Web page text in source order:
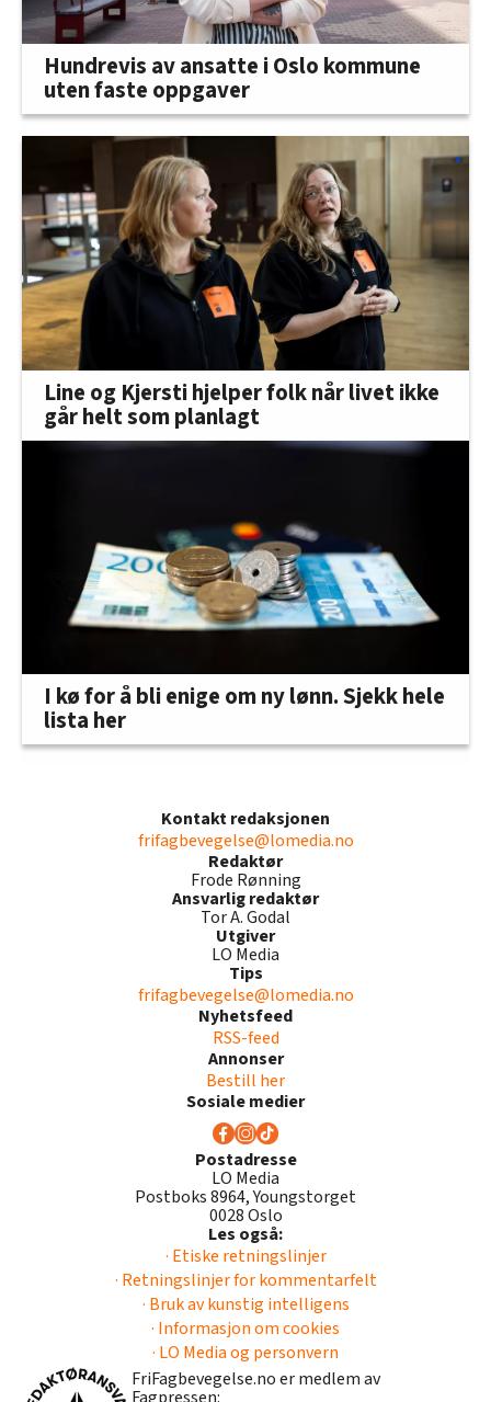
Hundrevis av ansatte i Oslo kommune
uten faste oppgaver
Line og Kjersti hjelper folk når livet ikke
går helt som planlagt
I kø for å bli enige om ny lønn. Sjekk hele
lista her
Kontakt redaksjonen
frifagbevegelse@lomedia.no
Redaktør
Frode Rønning
Ansvarlig redaktør
Tor A. Godal
Utgiver
LO Media
Tips
frifagbevegelse@lomedia.no
Nyhetsfeed
RSS-feed
Annonser
Bestill her
Sosiale medier
Postadresse
LO Media
Postboks 8964, Youngstorget
0028 Oslo
Les også:
· Etiske retningslinjer
· Retningslinjer for kommentarfelt
· Bruk av kunstig intelligens
· Informasjon om cookies
· LO Media og personvern
FriFagbevegelse.no er medlem av